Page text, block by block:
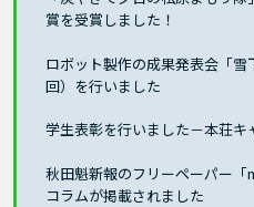
賞を受賞しました！
ロボット製作の成果発表会「
回）を行いました
学生表彰を行いました－本荘キ
秋田魁新報のフリーペーパー
コラムが掲載されました